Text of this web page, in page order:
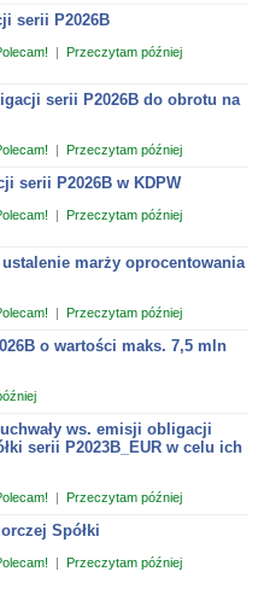
serii P2026B
| Przeczytam później
serii P2026B do obrotu na
| Przeczytam później
serii P2026B w KDPW
| Przeczytam później
marży oprocentowania
| Przeczytam później
o wartości maks. 7,5 mln
ws. emisji obligacji
serii P2023B_EUR w celu ich
| Przeczytam później
Spółki
| Przeczytam później